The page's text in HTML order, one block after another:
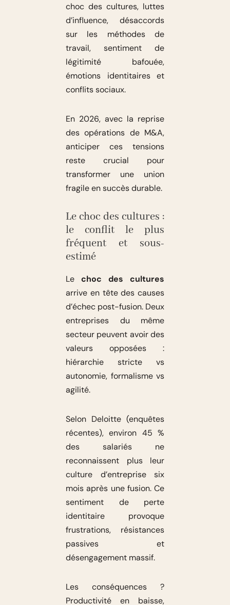
choc des cultures, luttes
d’influence, désaccords
sur les méthodes de
travail, sentiment de
légitimité bafouée,
émotions identitaires et
conflits sociaux.
En 2026, avec la reprise
des opérations de M&A,
anticiper ces tensions
reste crucial pour
transformer une union
fragile en succès durable.
Le choc des cultures :
le conflit le plus
fréquent et sous-
estimé
Le choc des cultures
arrive en tête des causes
d’échec post-fusion. Deux
entreprises du même
secteur peuvent avoir des
valeurs opposées :
hiérarchie stricte vs
autonomie, formalisme vs
agilité.
Selon Deloitte (enquêtes
récentes), environ 45 %
des salariés ne
reconnaissent plus leur
culture d’entreprise six
mois après une fusion. Ce
sentiment de perte
identitaire provoque
frustrations, résistances
passives et
désengagement massif.
Les conséquences ?
Productivité en baisse,